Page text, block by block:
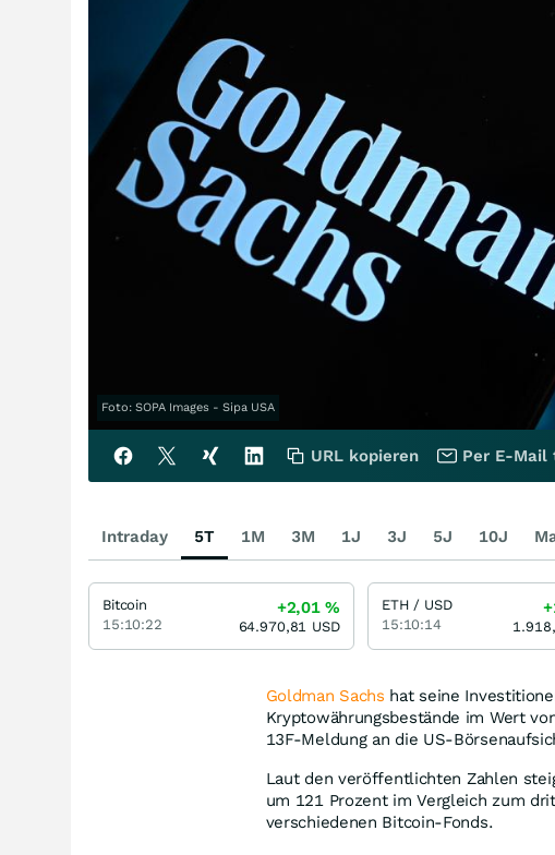
Foto: SOPA Images - Sipa USA
Goldman Sachs hat seine
Kryptowährungsbestände im Wert
13F-Meldung an die US-
Laut den veröffentlichten Zahlen
um 121 Prozent im Vergleich zum
verschiedenen Bitcoin-Fonds.
URL kopieren Per E-Mail
Intraday 5T 1M 3M 1J 3J 5J 10J
Bitcoin
15:10:22
+2,01%
64.970,81 USD
ETH / USD
15:10:14